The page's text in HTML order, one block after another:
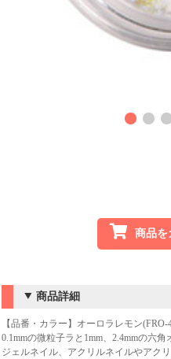
商品を
商品詳細
【品番・カラー】オーロラレモン(FRO-
0.1mmの微粒子ラと1mm、2.4mmの六角
ジェルネイル、アクリルネイルやアク